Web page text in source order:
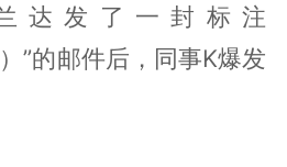
达发了一封标注
”的邮件后，同事K爆发